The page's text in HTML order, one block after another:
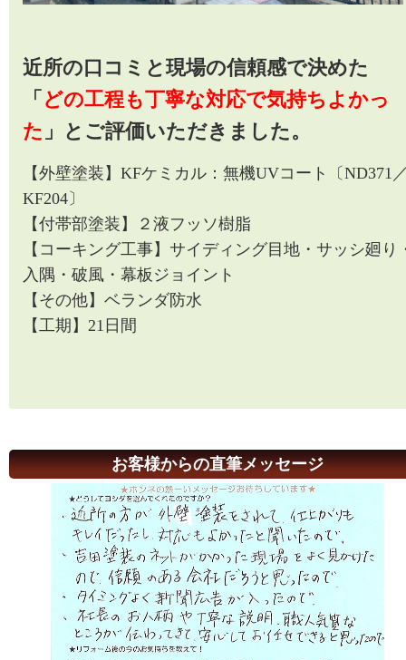
近所の口コミと現場の信頼感で決めた
「 どの工程も丁寧な対応で気持ちよかっ
た 」とご評価いただきました。
【外壁塗装】 KFケミカル：無機UVコート〔ND371
KF204〕
【付帯部塗装】
２液フッソ樹脂
【コーキング工事】 サイディング目地・サッシ廻り
入隅・破風・幕板ジョイント
【その他】ベランダ防水
【工期】21日間
お客様からの直筆メッセージ